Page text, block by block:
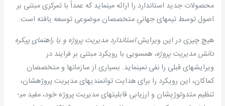
محصولات جدید استاندارد را ارائه می­نماید که عمداً با تمرکزی مبتنی بر
اصول توسط تیمهای جهانیِ متخصصان موضوعی توسعه یافته است.
هیچ چیزی در این ویرایشاستاندارد مدیریت پروژه و یا راهنمای پیکره
دانش مدیریت پروژه، همسویی با رویکرد مبتنی بر فرایند در
ویرایشهای قبلی را نفی نمی­نماید. بسیاری از سازمانها و متخصصان
کماکان، این رویکرد را برای هدایت توانمندیهای مدیریت پروژه­شان،
تنظیم متدولوژیِ­شان و ارزیابی قابلیتهای مدیریت پروژه خود، مفید می­